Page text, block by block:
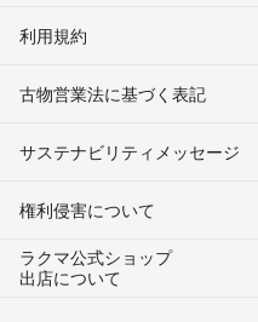
利用規約
古物営業法に基づく表記
サステナビリティメッセージ
権利侵害について
ラクマ公式ショップ
出店について